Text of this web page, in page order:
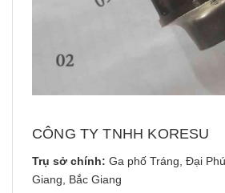
CÔNG TY TNHH KORESU
Trụ sở chính: Ga phố Tráng, Đại
Giang, Bắc Giang